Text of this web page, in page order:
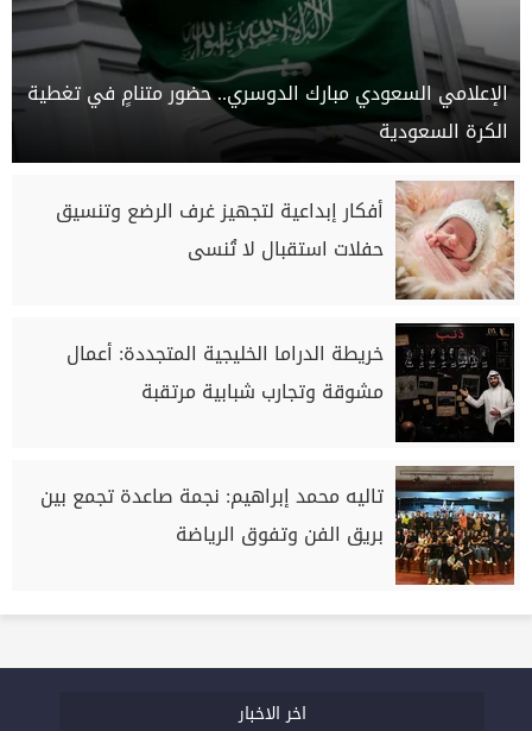
الإعلامي السعودي مبارك الدوسري.. حضور متنامٍ في تغطية
الكرة السعودية
أفكار إبداعية لتجهيز غرف الرضع وتنسيق
حفلات استقبال لا تُنسى
خريطة الدراما الخليجية المتجددة: أعمال
مشوقة وتجارب شبابية مرتقبة
تاليه محمد إبراهيم: نجمة صاعدة تجمع بين
بريق الفن وتفوق الرياضة
اخر الاخبار